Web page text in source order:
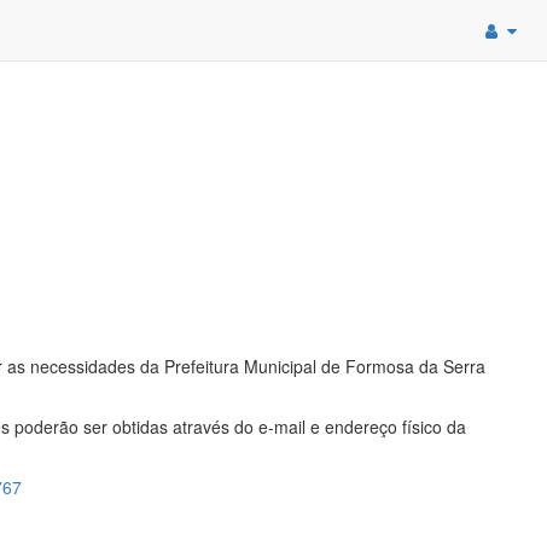
necessidades da Prefeitura Municipal de Formosa da Serra
poderão ser obtidas através do e-mail e endereço físico da